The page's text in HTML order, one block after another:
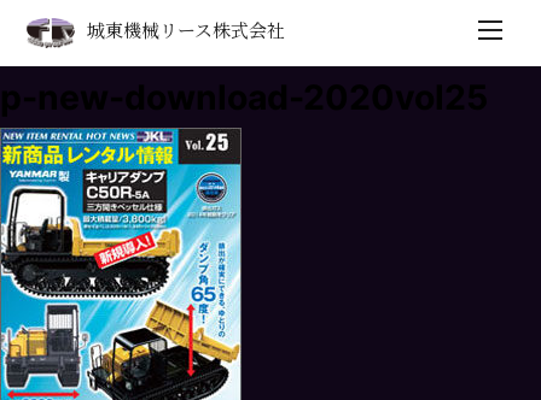
城東機械リース株式会社
p-new-download-2020vol25